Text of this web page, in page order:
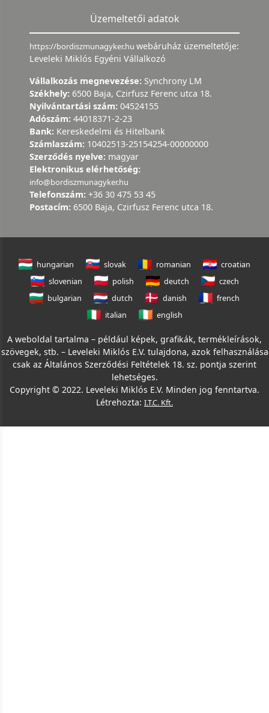
Üzemeltetői adatok
https://bordiszmunagyker.hu webáruház üzemeltetője:
Leveleki Miklós Egyéni Vállalkozó
Vállalkozás megnevezése: Synchrony LM
Székhely: 6500 Baja, Czirfusz Ferenc utca 18.
Nyilvántartási szám: 04524155
Adószám: 44018371-2-23
Bank: Kereskedelmi és Hitelbank
Számlaszám: 10402513-25154254-00000000
Szerződés nyelve: magyar
Elektronikus elérhetőség:
info@bordiszmunagyker.hu
Telefonszám: +36 30 475 53 45
Postacím: 6500 Baja, Czirfusz Ferenc utca 18.
hungarian slovak romanian
croatian
slovenian
polish deutch
czech
bulgarian
dutch danish
french
italian
english
A weboldal tartalma – például képek, grafikák, termékleírások,
szövegek, stb. – Leveleki Miklós E.V. tulajdona, azok felhasználása
csak az Általános Szerződési Feltételek 18. sz. pontja szerint
lehetséges.
Copyright © 2022. Leveleki Miklós E.V. Minden jog fenntartva.
Létrehozta: I.T.C. Kft.